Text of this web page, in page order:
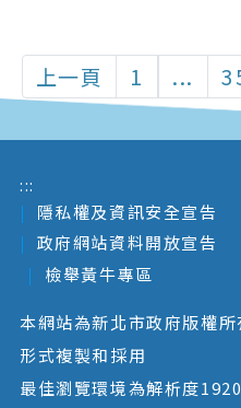
上一頁 1 ...
:::
隱私權及資訊安全宣告
政府網站資料開放宣告
檢舉黃牛專區
本網站為新北市政府版權
形式複製和採用
最佳瀏覽環境為解析度